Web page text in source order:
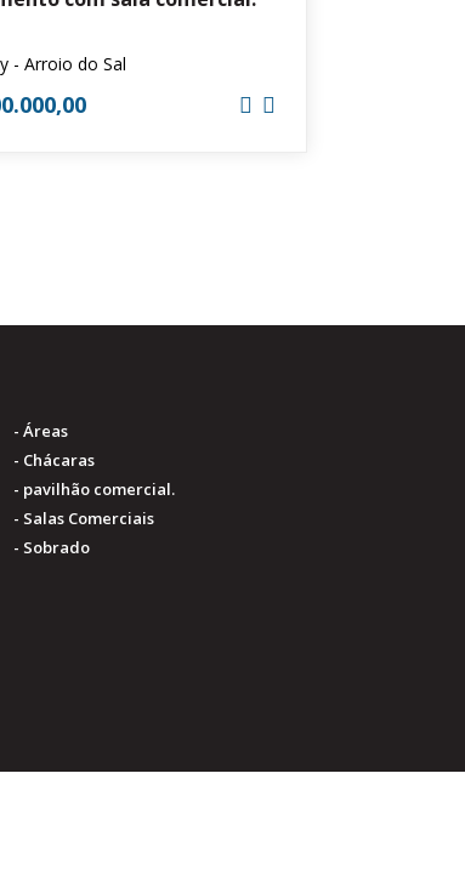
- Arroio do Sal
- Áreas
- Chácaras
- pavilhão comercial.
- Salas Comerciais
- Sobrado